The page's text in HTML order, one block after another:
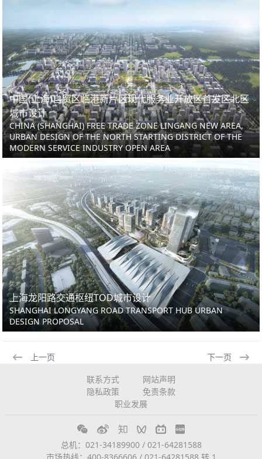
中国(上海)自贸区临港新片区现代服务业开放区首发区北区
城市设计
CHINA (SHANGHAI) FREE TRADE ZONE LINGANG NEW AREA,
URBAN DESIGN OF THE NORTH STARTING DISTRICT OF THE
MODERN SERVICE INDUSTRY OPEN AREA
上海龙阳路交通枢纽TOD城市设计
SHANGHAI LONGYANG ROAD TRANSPORT HUB URBAN
DESIGN PROPOSAL
上一页
下一页
联系方式
网站声明
隐私政策
免责条款
职业发展
总机：021-34189900 / 021-64281588